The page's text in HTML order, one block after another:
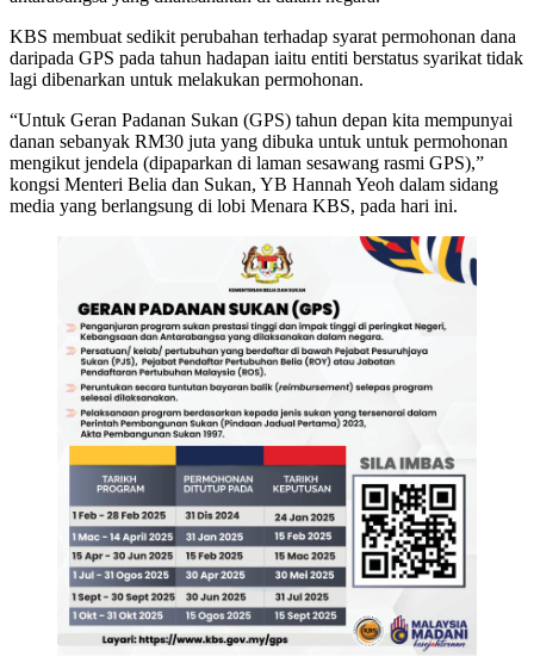
KBS membuat sedikit perubahan terhadap syarat permohonan dana
daripada GPS pada tahun hadapan iaitu entiti berstatus syarikat tidak
lagi dibenarkan untuk melakukan permohonan.
“Untuk Geran Padanan Sukan (GPS) tahun depan kita mempunyai
danan sebanyak RM30 juta yang dibuka untuk untuk permohonan
mengikut jendela (dipaparkan di laman sesawang rasmi GPS),”
kongsi Menteri Belia dan Sukan, YB Hannah Yeoh dalam sidang
media yang berlangsung di lobi Menara KBS, pada hari ini.